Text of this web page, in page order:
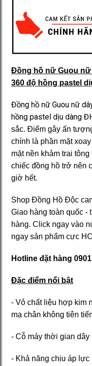
Đồng hồ nữ Guou nữ
360 độ hồng pastel
Đồng hồ nữ Guou nữ
hồng pastel dịu dàng
sắc. Điểm gây ấn
chính là phần mặt
mặt nền khảm trai
chiếc đồng hồ trở nên
giờ hết.
Shop Đồng Hồ Độc
Giao hàng toàn quốc -
hàng. Click ngay vào
ngay sản phẩm cực
Hotline đặt hàng
Đặc điểm nổi bật
- Vỏ chất liệu hợp kim
mạ chân không tiên
- Cỗ máy thời gian dây
- Khả năng chịu áp